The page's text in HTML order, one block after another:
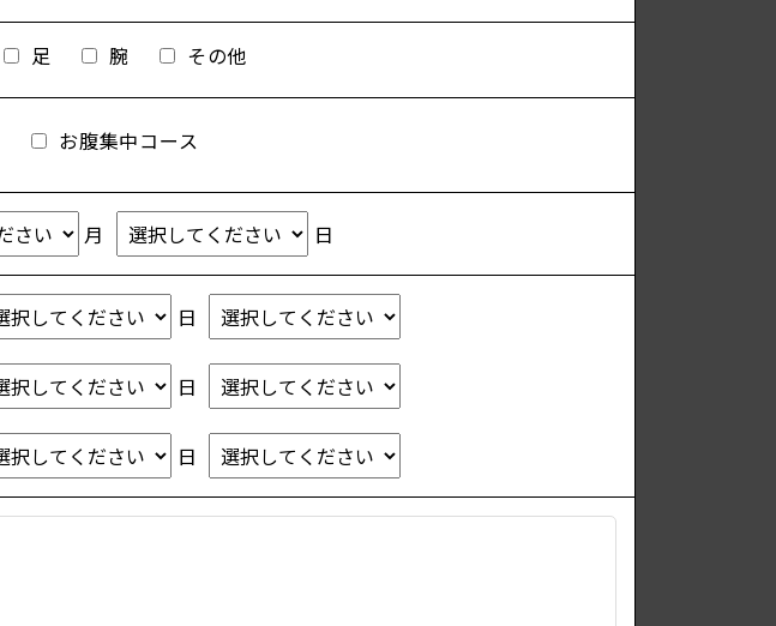
足 腕 その他
お腹集中コース
月 日
日
日
日